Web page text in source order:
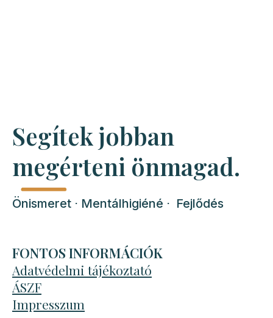
Segítek jobban
megérteni önmagad.
Önismeret ⋅ Mentálhigiéné ⋅ Fejlődés
FONTOS INFORMÁCIÓK
Adatvédelmi tájékoztató
ÁSZF
Impresszum